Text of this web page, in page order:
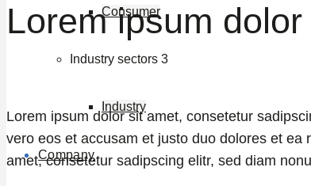
Consumer
Industry sectors 3
Industry
Company
Lorem ipsum
Lorem ipsum dolor sit amet, consetetur
vero eos et accusam et justo duo dolores et
amet, consetetur sadipscing elitr, sed diam